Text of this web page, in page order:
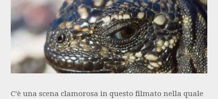
C’è una scena clamorosa in questo filmato nella quale